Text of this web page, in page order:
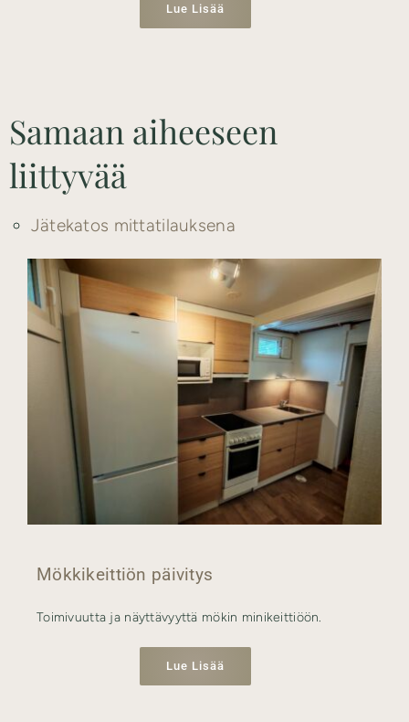
Lue Lisää
Samaan aiheeseen
liittyvää
Jätekatos mittatilauksena
Mökkikeittiön päivitys
Toimivuutta ja näyttävyyttä mökin minikeittiöön.
Lue Lisää